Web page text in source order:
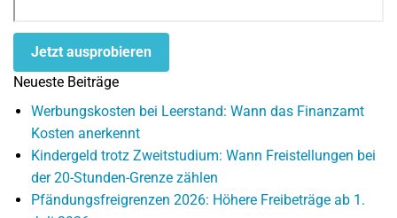
Jetzt ausprobieren
Neueste Beiträge
Werbungskosten bei Leerstand: Wann das Finanzamt
Kosten anerkennt
Kindergeld trotz Zweitstudium: Wann Freistellungen bei
der 20-Stunden-Grenze zählen
Pfändungsfreigrenzen 2026: Höhere Freibeträge ab 1.